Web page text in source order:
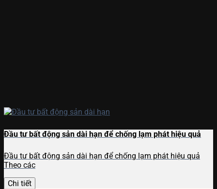
Đầu tư bất động sản dài hạn để chống lạm phát hiệu quả
Đầu tư bất động sản dài hạn để chống lạm phát hiệu quả
Theo các
Chi tiết